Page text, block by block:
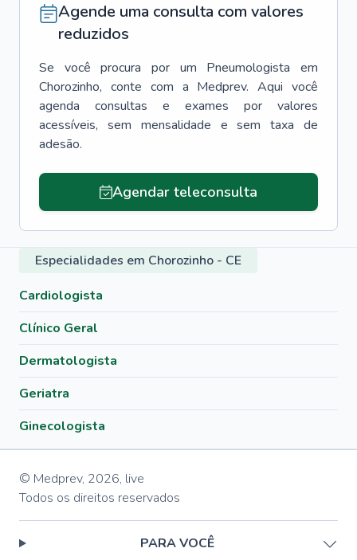
Agende uma consulta com valores
reduzidos
Se você procura por um Pneumologista
em
Chorozinho, conte com a Medprev. Aqui você
agenda consultas e exames por valores
acessíveis, sem mensalidade e sem taxa de
adesão.
Agendar teleconsulta
Especialidades em Chorozinho - CE
Cardiologista
Clínico Geral
Dermatologista
Geriatra
Ginecologista
© Medprev, 2026, live
Todos os direitos reservados
PARA VOCÊ